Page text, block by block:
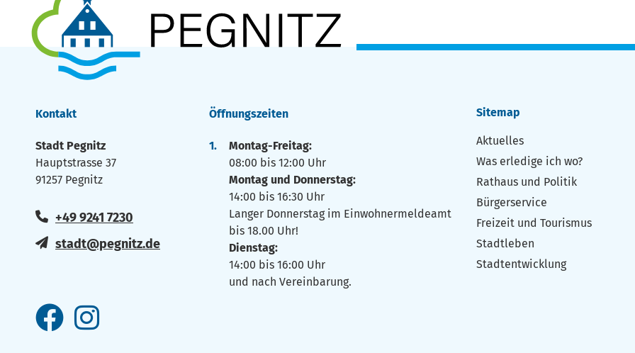
Kontakt
Stadt Pegnitz
Hauptstrasse 37
91257 Pegnitz
+49 9241 7230
stadt@pegnitz.de
Öffnungszeiten
Montag-Freitag:
08:00 bis 12:00 Uhr
Montag und Donnerstag:
14:00 bis 16:30 Uhr
Langer Donnerstag im Einwohnermeldeamt
bis 18.00 Uhr!
Dienstag:
14:00 bis 16:00 Uhr
und nach Vereinbarung.
Sitemap
Aktuelles
Was erledige ich wo?
Rathaus und Politik
Bürgerservice
Freizeit und Tourismus
Stadtleben
Stadtentwicklung